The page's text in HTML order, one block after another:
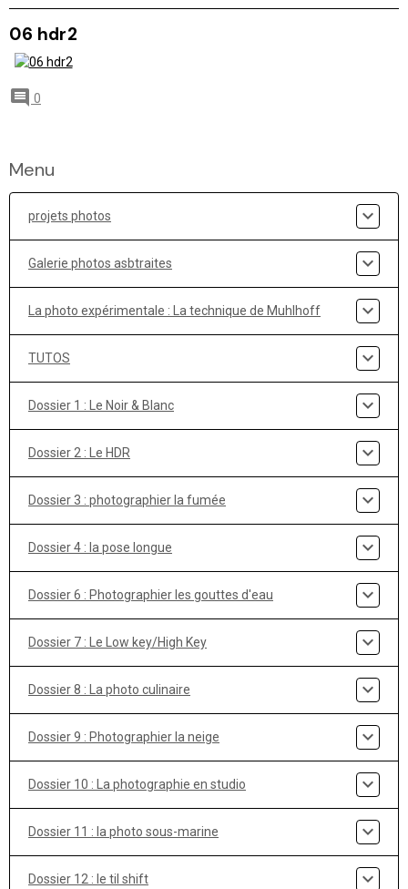
06 hdr2
0
Menu
projets photos
Galerie photos asbtraites
La photo expérimentale : La technique de Muhlhoff
TUTOS
Dossier 1 : Le Noir & Blanc
Dossier 2 : Le HDR
Dossier 3 : photographier la fumée
Dossier 4 : la pose longue
Dossier 6 : Photographier les gouttes d'eau
Dossier 7 : Le Low key/High Key
Dossier 8 : La photo culinaire
Dossier 9 : Photographier la neige
Dossier 10 : La photographie en studio
Dossier 11 : la photo sous-marine
Dossier 12 : le til shift